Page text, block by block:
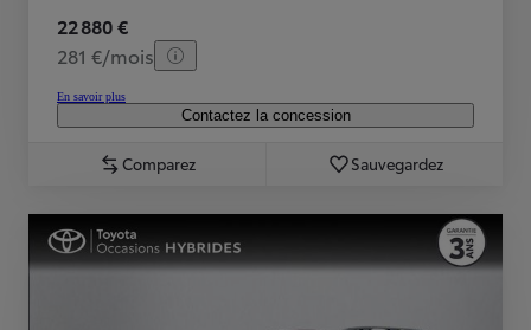
22 880 €
281 €/mois
En savoir plus
Contactez la concession
Comparez Sauvegardez